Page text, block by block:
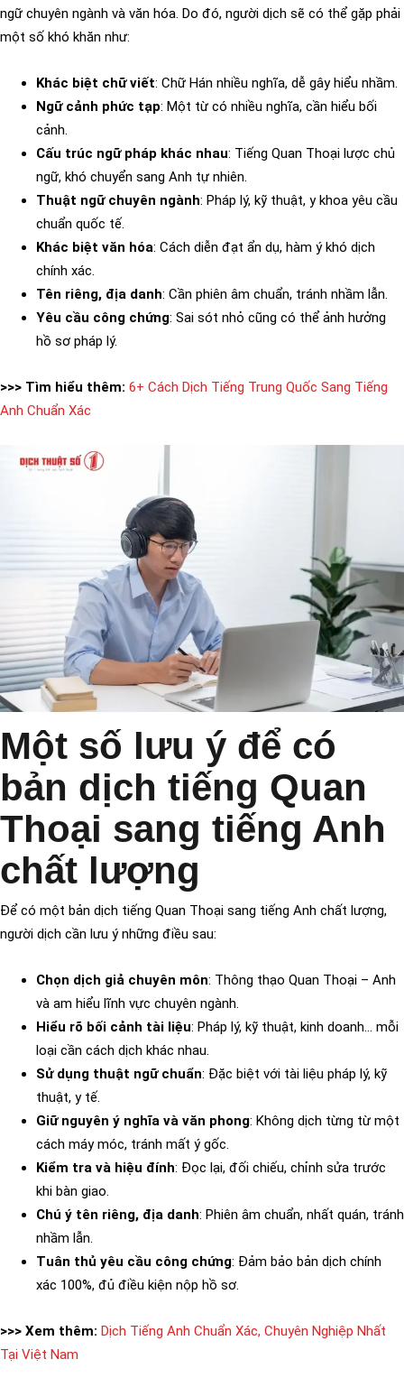
ngữ chuyên ngành và văn hóa. Do đó, người dịch sẽ có thể gặp phải
một số khó khăn như:
Khác biệt chữ viết: Chữ Hán nhiều nghĩa, dễ gây hiểu nhầm.
Ngữ cảnh phức tạp: Một từ có nhiều nghĩa, cần hiểu bối
cảnh.
Cấu trúc ngữ pháp khác nhau: Tiếng Quan Thoại lược chủ
ngữ, khó chuyển sang Anh tự nhiên.
Thuật ngữ chuyên ngành: Pháp lý, kỹ thuật, y khoa yêu cầu
chuẩn quốc tế.
Khác biệt văn hóa: Cách diễn đạt ẩn dụ, hàm ý khó dịch
chính xác.
Tên riêng, địa danh: Cần phiên âm chuẩn, tránh nhầm lẫn.
Yêu cầu công chứng: Sai sót nhỏ cũng có thể ảnh hưởng
hồ sơ pháp lý.
>>> Tìm hiểu thêm: 6+ Cách Dịch Tiếng Trung Quốc Sang Tiếng
Anh Chuẩn Xác
Một số lưu ý để có
bản dịch tiếng Quan
Thoại sang tiếng Anh
chất lượng
Để có một bản dịch tiếng Quan Thoại sang tiếng Anh chất lượng,
người dịch cần lưu ý những điều sau:
Chọn dịch giả chuyên môn: Thông thạo Quan Thoại – Anh
và am hiểu lĩnh vực chuyên ngành.
Hiểu rõ bối cảnh tài liệu: Pháp lý, kỹ thuật, kinh doanh… mỗi
loại cần cách dịch khác nhau.
Sử dụng thuật ngữ chuẩn: Đặc biệt với tài liệu pháp lý, kỹ
thuật, y tế.
Giữ nguyên ý nghĩa và văn phong: Không dịch từng từ một
cách máy móc, tránh mất ý gốc.
Kiểm tra và hiệu đính: Đọc lại, đối chiếu, chỉnh sửa trước
khi bàn giao.
Chú ý tên riêng, địa danh: Phiên âm chuẩn, nhất quán, tránh
nhầm lẫn.
Tuân thủ yêu cầu công chứng: Đảm bảo bản dịch chính
xác 100%, đủ điều kiện nộp hồ sơ.
>>> Xem thêm: Dịch Tiếng Anh Chuẩn Xác, Chuyên Nghiệp Nhất
Tại Việt Nam